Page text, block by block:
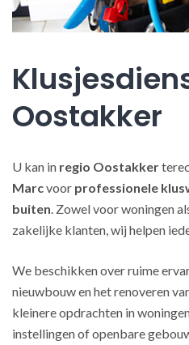
Oostakker
U kan in regio Oostakker
Marcvoor professionele
buiten. Zowel voor woningen
zakelijke klanten, wij helpen
We beschikken over ruime
nieuwbouw en het renoveren
kleinere opdrachten in
instellingen of openbare